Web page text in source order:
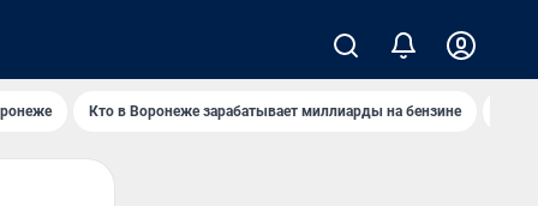
Кто в Воронеже зарабатывает миллиарды на бензине